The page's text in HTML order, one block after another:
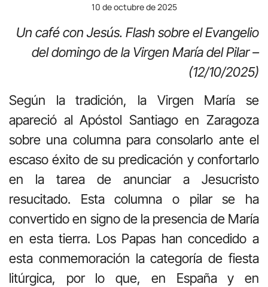
10 de octubre de 2025
Un café con Jesús. Flash sobre el Evangelio
del domingo de la Virgen María del Pilar –
(12/10/2025)
Según la tradición, la Virgen María se
apareció al Apóstol Santiago en Zaragoza
sobre una columna para consolarlo ante el
escaso éxito de su predicación y confortarlo
en la tarea de anunciar a Jesucristo
resucitado. Esta columna o pilar se ha
convertido en signo de la presencia de María
en esta tierra. Los Papas han concedido a
esta conmemoración la categoría de fiesta
litúrgica, por lo que, en España y en